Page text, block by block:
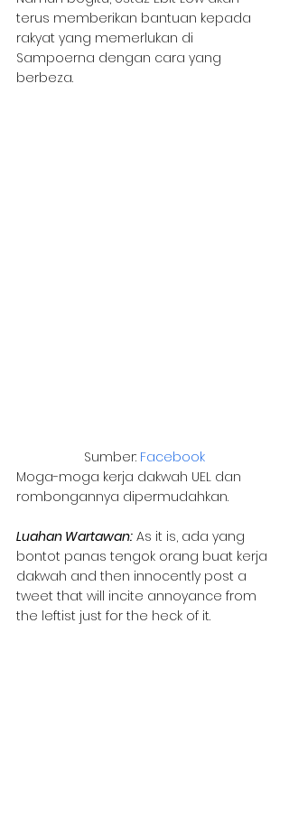
terus memberikan bantuan kepada
rakyat yang memerlukan di
Sampoerna dengan cara yang
berbeza.
Sumber: Facebook
Moga-moga kerja dakwah UEL dan
rombongannya dipermudahkan.
Luahan Wartawan: As it is, ada yang
bontot panas tengok orang buat kerja
dakwah and then innocently post a
tweet that will incite annoyance from
the leftist just for the heck of it.